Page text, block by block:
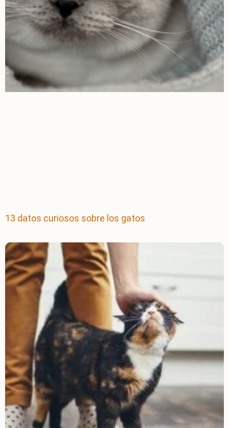
13 datos curiosos sobre los gatos